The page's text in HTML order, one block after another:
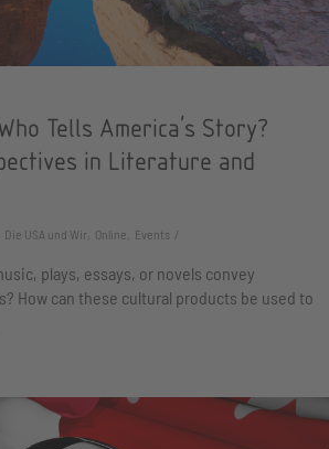
Tells America's Story?
in Literature and
USA und Wir, Online, Events
plays, essays, or novels convey
How can these cultural products be used to